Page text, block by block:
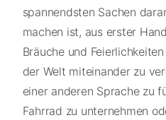
spannendsten Sachen
machen ist, aus erster
Bräuche und
der Welt miteinander zu
einer anderen Sprache zu
Fahrrad zu unternehmen